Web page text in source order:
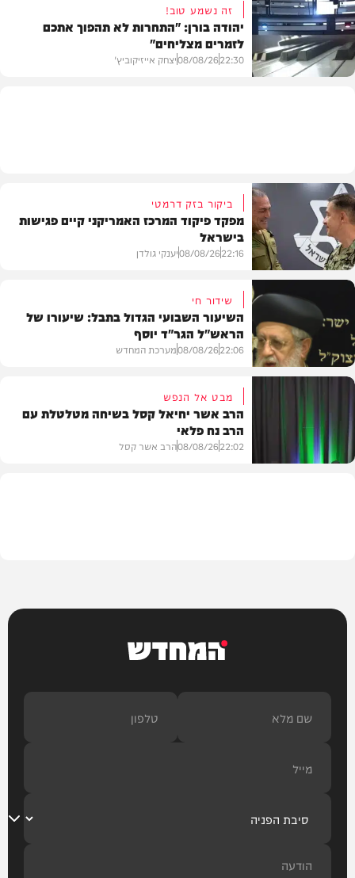
מדיני
זה נשמע טוב!
יהודה בורן: "התחרות לא תהפוך אתכם
לזמרים מצליחים"
22:30
08/08/26יצחק אייזיקוביץ'
חדשות
ביקור בזק דרמטי
מפקד פיקוד המרכז האמריקני קיים פגישות
בישראל
22:16
08/08/26יענקי גולדן
וידאו
שידור חי
השיעור השבועי הגדול בתבל: שיעורו של
הראש"ל הגר"ד יוסף
22:06
08/08/26מערכת המחדש
מבט אל הנפש
הרב אשר יחיאל קסל בשיחה מטלטלת עם
הרב נח פלאי
22:02
08/08/26הרב אשר קסל
המחדש